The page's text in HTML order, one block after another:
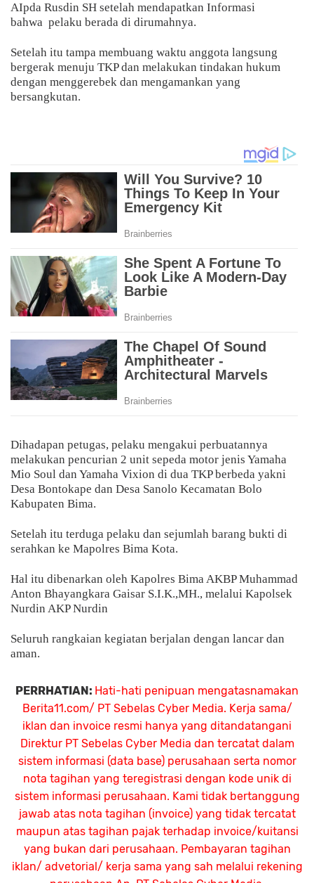
AIpda Rusdin SH setelah mendapatkan Informasi
bahwa pelaku berada di dirumahnya.
Setelah itu tampa membuang waktu anggota langsung
bergerak menuju TKP dan melakukan tindakan hukum
dengan menggerebek dan mengamankan yang
bersangkutan.
Dihadapan petugas, pelaku mengakui perbuatannya
melakukan pencurian 2 unit sepeda motor jenis Yamaha
Mio Soul dan Yamaha Vixion di dua TKP berbeda yakni
Desa Bontokape dan Desa Sanolo Kecamatan Bolo
Kabupaten Bima.
Setelah itu terduga pelaku dan sejumlah barang bukti di
serahkan ke Mapolres Bima Kota.
Hal itu dibenarkan oleh Kapolres Bima AKBP Muhammad
Anton Bhayangkara Gaisar S.I.K.,MH., melalui Kapolsek
Nurdin AKP Nurdin
Seluruh rangkaian kegiatan berjalan dengan lancar dan
aman.
PERRHATIAN: Hati-hati penipuan mengatasnamakan
Berita11.com/ PT Sebelas Cyber Media. Kerja sama/
iklan dan invoice resmi hanya yang ditandatangani
Direktur PT Sebelas Cyber Media dan tercatat dalam
sistem informasi (data base) perusahaan serta nomor
nota tagihan yang teregistrasi dengan kode unik di
sistem informasi perusahaan. Kami tidak bertanggung
jawab atas nota tagihan (invoice) yang tidak tercatat
maupun atas tagihan pajak terhadap invoice/kuitansi
yang bukan dari perusahaan. Pembayaran tagihan
iklan/ advetorial/ kerja sama yang sah melalui rekening